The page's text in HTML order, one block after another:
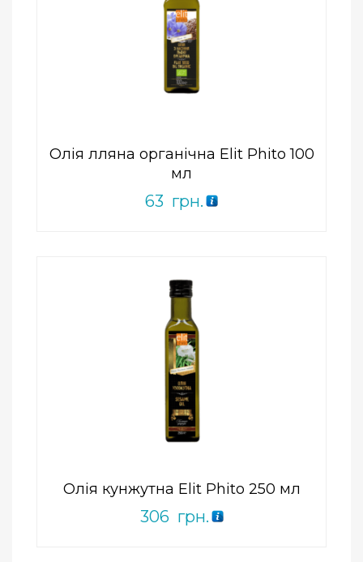
Олія лляна органічна Elit Phito 100
мл
63 грн.
ПРИДБАТИ
Add to Wishlist
Олія кунжутна Elit Phito 250 мл
306 грн.
ПРИДБАТИ
Add to Wishlist